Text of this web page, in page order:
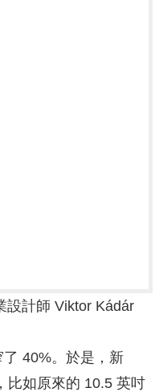
設計師 Viktor Kádár
40%。於是，新
比如原來的 10.5 英吋